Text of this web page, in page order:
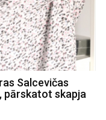
Salcevičas
pārskatot skapja